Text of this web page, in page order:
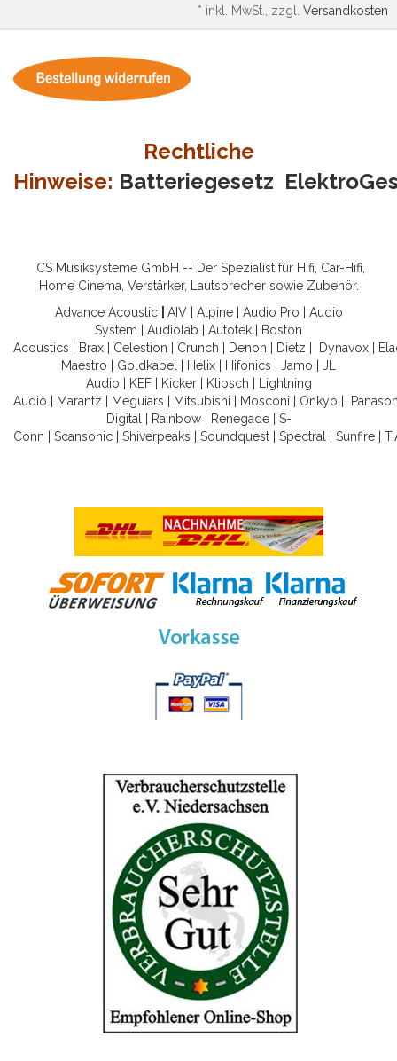
* inkl. MwSt., zzgl. Versandkosten
Rechtliche
Hinweise: Batteriegesetz
CS Musiksysteme GmbH -- Der Spezialist für Hifi, Car-Hifi,
Home Cinema, Verstärker, Lautsprecher sowie Zubehör.
Advance Acoustic
AIV| Alpine| Audio Pro
Audio
System
Audiolab Autotek
Boston
Acoustics
Brax Celestion Crunch Denon Dietz Dynavox
Maestro
Goldkabel Helix Hifonics Jamo
JL
Audio
KEF| Kicker| Klipsch
Lightning
Audio
Marantz Meguiars Mitsubishi Mosconi Onkyo
Digital
Rainbow| Renegade| S-
Conn
Scansonic Shiverpeaks Soundquest Spectral Sunfire